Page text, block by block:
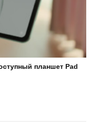
планшет Pad